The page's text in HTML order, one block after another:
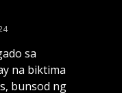
sa
na biktima
bunsod ng